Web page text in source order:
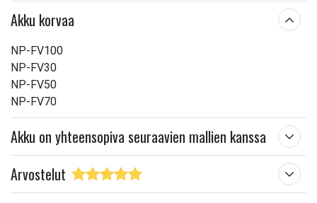
Akku korvaa
NP-FV100
NP-FV30
NP-FV50
NP-FV70
Akku on yhteensopiva seuraavien mallien kanssa
Arvostelut